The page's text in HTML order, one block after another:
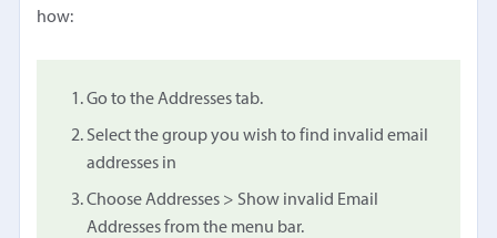
how:
Go to the Addresses tab.
Select the group you wish to find invalid email
addresses in
Choose Addresses > Show invalid Email
Addresses from the menu bar.